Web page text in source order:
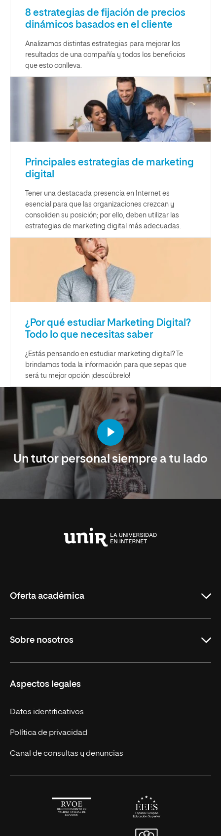
8 estrategias de fijación de precios
dinámicos basados en el cliente
Analizamos distintas estrategias para mejorar los
resultados de una compañía y todos los beneficios
que esto conlleva.
Principales estrategias de marketing
digital
Tener una destacada presencia en Internet es
esencial para que las organizaciones crezcan y
consoliden su posición; por ello, deben utilizar las
estrategias de marketing digital más adecuadas.
¿Por qué estudiar Marketing Digital?
Todo lo que necesitas saber
¿Estás pensando en estudiar marketing digital? Te
brindamos toda la información para que sepas que
será tu mejor opción ¡descúbrelo!
Un tutor personal siempre a tu lado
Oferta académica
Licenciaturas en línea
Másteres Europeos
Cursos Europeos
Títulos Americanos
Alianza Newman
Sobre nosotros
Nuestros alumnos
Únete a nosotros
Actualidad
Solicita información
Aspectos legales
Datos identificativos
Política de privacidad
Canal de consultas y denuncias